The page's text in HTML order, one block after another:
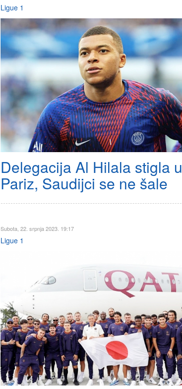
Ligue 1
Delegacija Al Hilala stigla u
Pariz, Saudijci se ne šale
Subota, 22. srpnja 2023. 19:17
Ligue 1